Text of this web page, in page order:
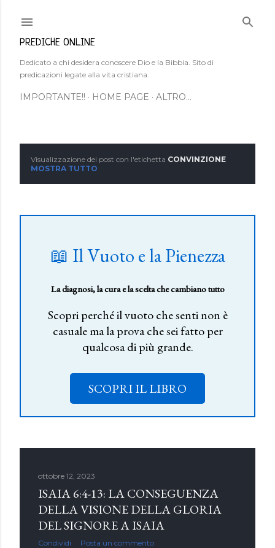
PREDICHE ONLINE
Dedicato a chi desidera conoscere Dio e la Bibbia. Sito di
predicazioni legate alla vita cristiana.
IMPORTANTE!! HOME PAGE ALTRO…
s
Visualizzazione dei post con l'etichetta CONVINZIONE
MOSTRA TUTTO
📖 Il Vuoto e la Pienezza
La diagnosi, la cura e la scelta che cambiano tutto
Scopri perché il vuoto che senti non è
casuale ma la prova che sei fatto per
qualcosa di più grande.
SCOPRI IL LIBRO
ottobre 12, 2023
ISAIA 6:4-13: LA CONSEGUENZA
DELLA VISIONE DELLA GLORIA
DEL SIGNORE A ISAIA
Condividi Posta un commento